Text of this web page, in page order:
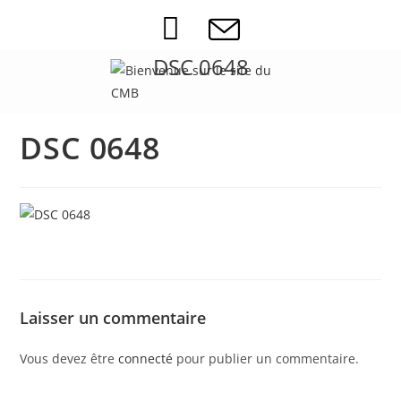
DSC 0648
DSC 0648
Laisser un commentaire
Vous devez êtreconnecté pour publier un commentaire.